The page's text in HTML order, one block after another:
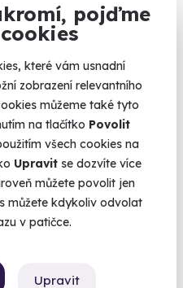
pojďme
které vám usnadní
zobrazení relevantního
můžeme také tyto
na tlačítko Povolit
všech cookies na
Upravit se dozvíte více
můžete povolit jen
můžete kdykoliv odvolat
v patičce.
Upravit